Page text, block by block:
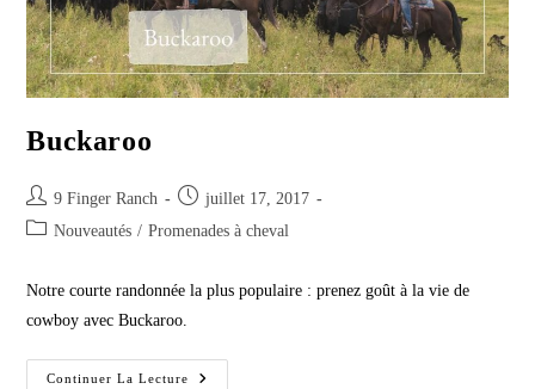
Buckaroo
Post
author:
9 Finger Ranch
Post
published:
juillet 17, 2017
PostNouveautés / Promenades à cheval
Notre courte randonnée la plus populaire : prenez goût à la vie de
cowboy avec Buckaroo.
Continuer La Lecture Buckaroo